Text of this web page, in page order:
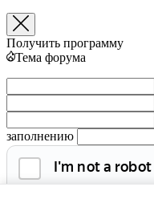
Получить программу
Тема форума
заполнению